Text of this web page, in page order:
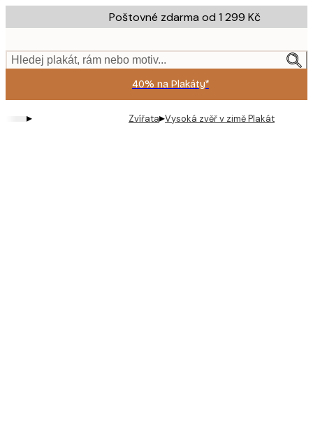
to
content.
Poštovné zdarma od 1 299 Kč
Hledej plakát, rám nebo motiv...
40% na Plakáty*
▸ Zvířata▸Vysoká zvěř v zimě Plakát